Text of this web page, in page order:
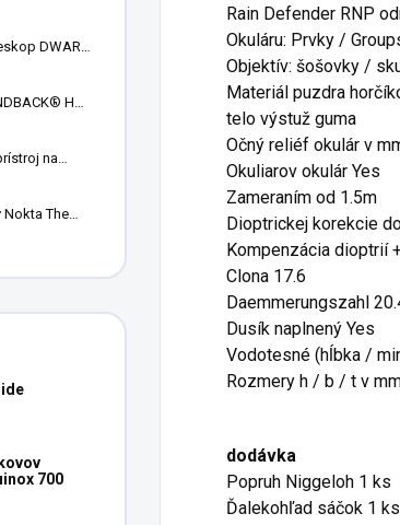
Dwarf
DWARF
DWARF 3
HD
na
The
700
Rain Defender RNP
Okuláru: Prvky /
Objektív: šošovky /
Materiál puzdra
telo výstuž guma
Očný reliéf okulár v
Okuliarov okulár Yes
Zameraním od 1.5m
Dioptrickej korekcie
Kompenzácia dioptrií
Clona 17.6
Daemmerungszahl
Dusík naplnený Yes
Vodotesné (hĺbka /
Rozmery h / b / t v
dodávka
Popruh Niggeloh 1 ks
Ďalekohľad sáčok 1 ks